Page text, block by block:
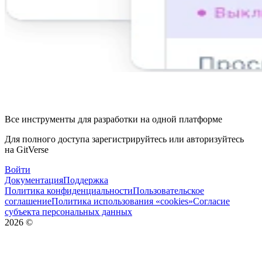
Все инструменты для разработки на одной платформе
Для полного доступа зарегистрируйтесь или авторизуйтесь
на GitVerse
Войти
ДокументацияПоддержка
Политика конфиденциальностиПользовательское
соглашениеПолитика использования «cookies»Согласие
субъекта персональных данных
2026 ©